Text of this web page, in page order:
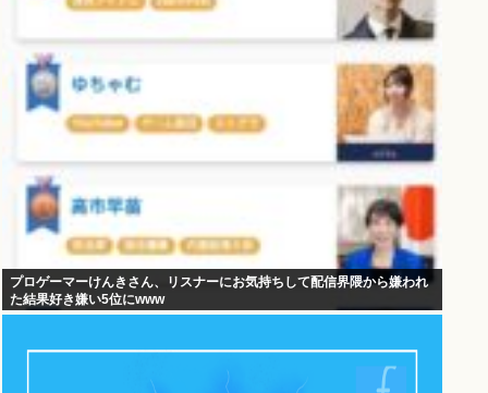
プロゲーマーけんきさん、リスナーにお気持ちして配信界隈から嫌われ
た結果好き嫌い5位にwww